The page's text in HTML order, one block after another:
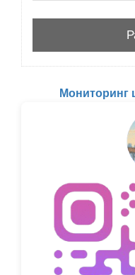
Мониторинг